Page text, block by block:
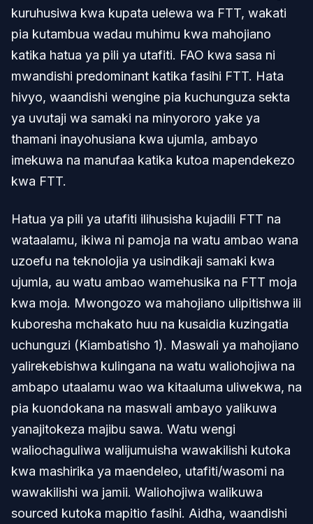
kuruhusiwa kwa kupata uelewa wa FTT, wakati
pia kutambua wadau muhimu kwa mahojiano
katika hatua ya pili ya utafiti. FAO kwa sasa ni
mwandishi predominant katika fasihi FTT. Hata
hivyo, waandishi wengine pia kuchunguza sekta
ya uvutaji wa samaki na minyororo yake ya
thamani inayohusiana kwa ujumla, ambayo
imekuwa na manufaa katika kutoa mapendekezo
kwa FTT.
Hatua ya pili ya utafiti ilihusisha kujadili FTT na
wataalamu, ikiwa ni pamoja na watu ambao wana
uzoefu na teknolojia ya usindikaji samaki kwa
ujumla, au watu ambao wamehusika na FTT moja
kwa moja. Mwongozo wa mahojiano ulipitishwa ili
kuboresha mchakato huu na kusaidia kuzingatia
uchunguzi (Kiambatisho 1). Maswali ya mahojiano
yalirekebishwa kulingana na watu waliohojiwa na
ambapo utaalamu wao wa kitaaluma uliwekwa, na
pia kuondokana na maswali ambayo yalikuwa
yanajitokeza majibu sawa. Watu wengi
waliochaguliwa walijumuisha wawakilishi kutoka
kwa mashirika ya maendeleo, utafiti/wasomi na
wawakilishi wa jamii. Waliohojiwa walikuwa
sourced kutoka mapitio fasihi. Aidha, waandishi